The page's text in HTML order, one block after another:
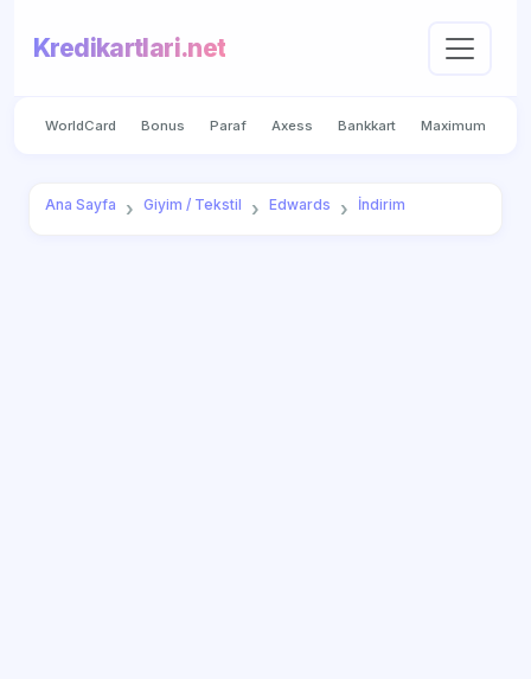
Kredikartlari.net
WorldCard Bonus Paraf Axess Bankkart Maximum
Ana Sayfa Giyim / Tekstil Edwards İndirim